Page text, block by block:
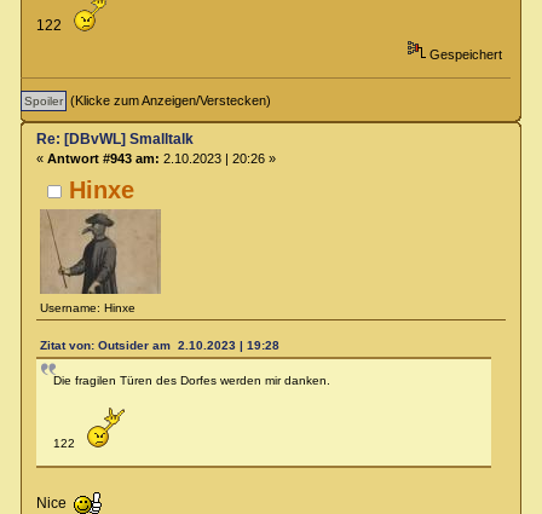
122
Gespeichert
(Klicke zum Anzeigen/Verstecken)
Hinxe
Username: Hinxe
Re: [DBvWL] Smalltalk
« Antwort #943 am: 2.10.2023 | 20:26 »
Zitat von: Outsider am 2.10.2023 | 19:28
Die fragilen Türen des Dorfes werden mir danken.
122
Nice